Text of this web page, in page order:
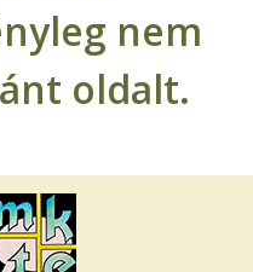
nem
oldalt.